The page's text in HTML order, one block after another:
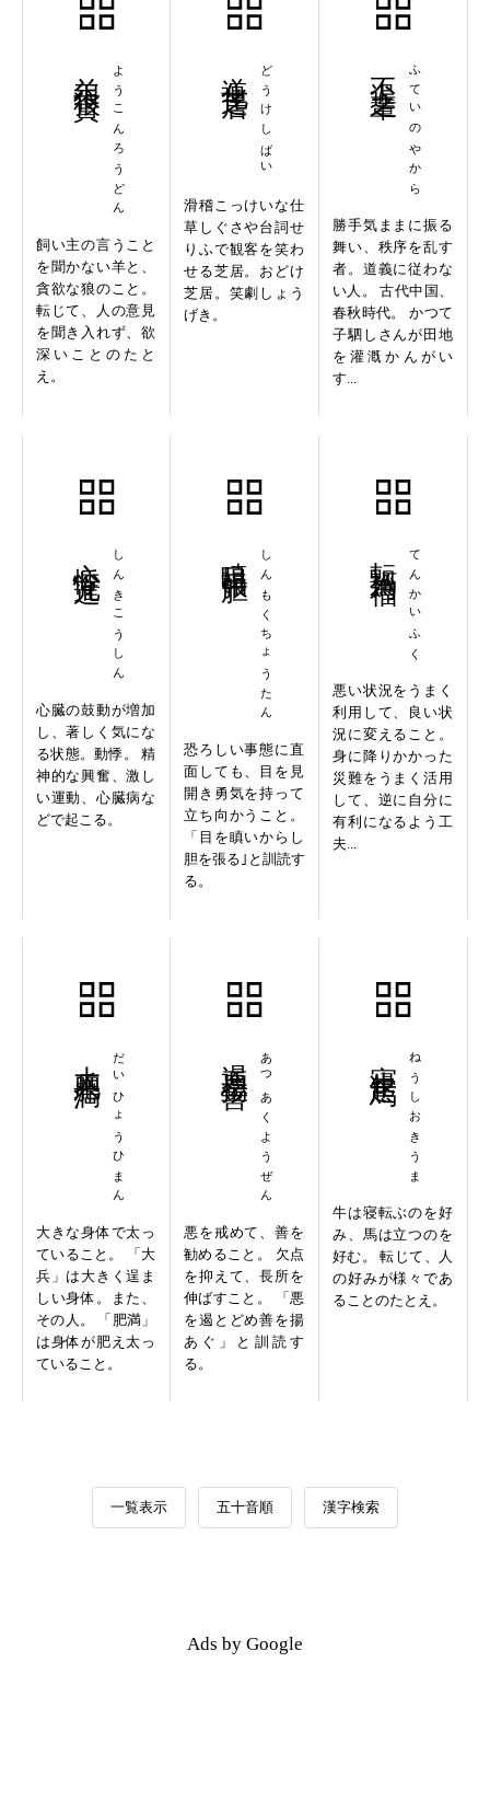
ようこんろうどん
飼い主の言うこと
を聞かない羊と、
貪欲な狼のこと。
転じて、人の意見
を聞き入れず、欲
深いことのたと
え。
どうけしばい
滑稽こっけいな仕
草しぐさや台詞せ
りふで観客を笑わ
せる芝居。おどけ
芝居。笑劇しょう
げき。
ふていのやから
勝手気ままに振る
舞い、秩序を乱す
者。道義に従わな
い人。 古代中国、
春秋時代。 かつて
子駟しさんが田地
を灌漑かんがい
す...
しんきこうしん
心臓の鼓動が増加
し、著しく気にな
る状態。動悸。 精
神的な興奮、激し
い運動、心臓病な
どで起こる。
しんもくちょうたん
恐ろしい事態に直
面しても、目を見
開き勇気を持って
立ち向かうこと。
「目を瞋いからし
胆を張る｣と訓読す
る。
てんかいふく
悪い状況をうまく
利用して、良い状
況に変えること。
身に降りかかった
災難をうまく活用
して、逆に自分に
有利になるよう工
夫...
だいひょうひまん
大きな身体で太っ
ていること。 「大
兵」は大きく逞ま
しい身体。また、
その人。 「肥満」
は身体が肥え太っ
ていること。
あつあくようぜん
悪を戒めて、善を
勧めること。 欠点
を抑えて、長所を
伸ばすこと。 「悪
を遏とどめ善を揚
あぐ」と訓読す
る。
ねうしおきうま
牛は寝転ぶのを好
み、馬は立つのを
好む。 転じて、人
の好みが様々であ
ることのたとえ。
一覧表示 五十音順 漢字検索
Ads by Google